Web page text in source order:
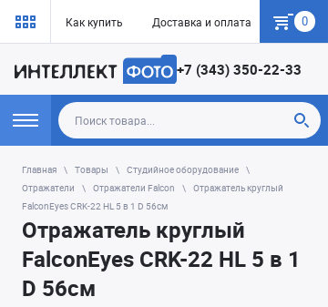
Как купить Доставка и оплата Гарантия
0
+7 (343) 350-22-33
Главная Товары
Студийное оборудование
Отражатели
Отражатели Falcon
Отражатель круглый
FalconEyes CRK-22 HL 5 в 1 D 56см
Отражатель круглый
FalconEyes CRK-22 HL 5 в 1
D 56см